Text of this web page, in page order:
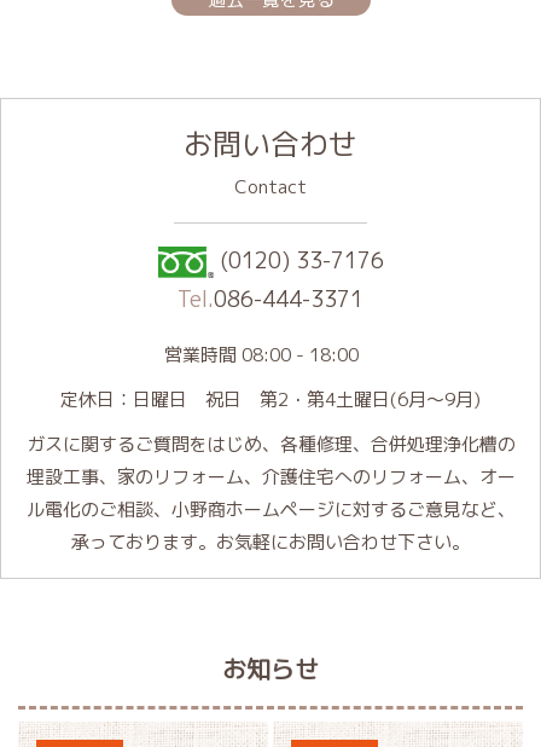
お問い合わせ
Contact
(0120) 33-7176
Tel.086-444-3371
営業時間 08:00 - 18:00
定休日：日曜日 祝日 第2・第4土曜日(6月～9月)
ガスに関するご質問をはじめ、各種修理、合併処理浄化槽の
埋設工事、家のリフォーム、介護住宅へのリフォーム、オー
ル電化のご相談、小野商ホームページに対するご意見など、
承っております。お気軽にお問い合わせ下さい。
お知らせ